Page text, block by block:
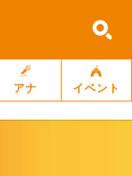
アナ イベント